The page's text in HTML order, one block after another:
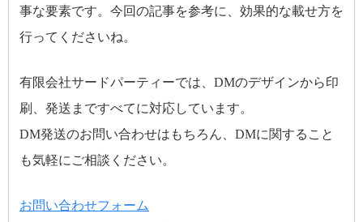
事な要素です。今回の記事を参考に、効果的な載せ方を
行ってくださいね。
有限会社サードパーティーでは、DMのデザインから印
刷、発送まですべてに対応しています。
DM発送のお問い合わせはもちろん、DMに関すること
も気軽にご相談ください。
お問い合わせフォーム